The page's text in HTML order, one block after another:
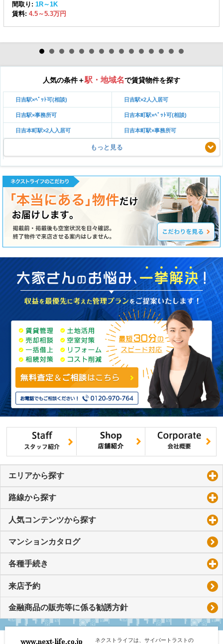
間取り: 1R～1K
賃料: 4.5～5.3万円
人気の条件＋駅・地域名で賃貸物件を探す
日吉駅×ﾍﾟｯﾄ可(相談) 日吉駅×2人入居可
日吉駅×事務所可 日吉本町駅×ﾍﾟｯﾄ可(相談)
日吉本町駅×2人入居可 日吉本町駅×事務所可
もっと見る
エリアから探す
路線から探す
人気コンテンツから探す
マンションカタログ
各種手続き
来店予約
金融商品の販売等に係る勧誘方針
ネクストライフは、サイバートラストの